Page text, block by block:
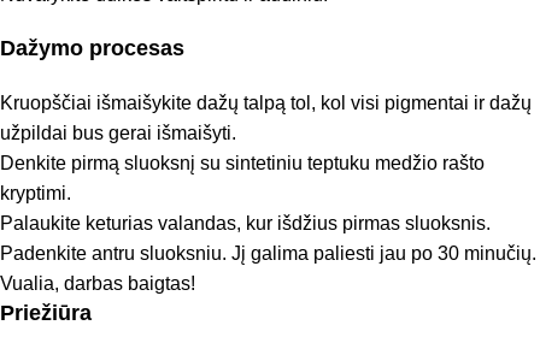
Dažymo procesas
Kruopščiai išmaišykite dažų talpą tol, kol visi pigmentai ir dažų
užpildai bus gerai išmaišyti.
Denkite pirmą sluoksnį su sintetiniu teptuku medžio rašto
kryptimi.
Palaukite keturias valandas, kur išdžius pirmas sluoksnis.
Padenkite antru sluoksniu. Jį galima paliesti jau po 30 minučių.
Vualia, darbas baigtas!
Priežiūra